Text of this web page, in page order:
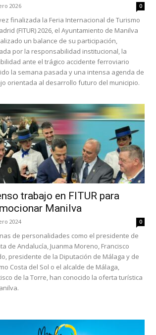
2026 0
finalizada la Feria Internacional de Turismo
(FITUR) 2026, el Ayuntamiento de Manilva
un balance de su participación,
por la responsabilidad institucional, la
ante el trágico accidente ferroviario
la semana pasada y una intensa agenda de
orientada al desarrollo futuro del municipio.
trabajo en FITUR para
Manilva
2024 0
de personalidades como el presidente de
de Andalucía, Juanma Moreno, Francisco
presidente de la Diputación de Málaga y de
Costa del Sol o el alcalde de Málaga,
de la Torre, han conocido la oferta turística